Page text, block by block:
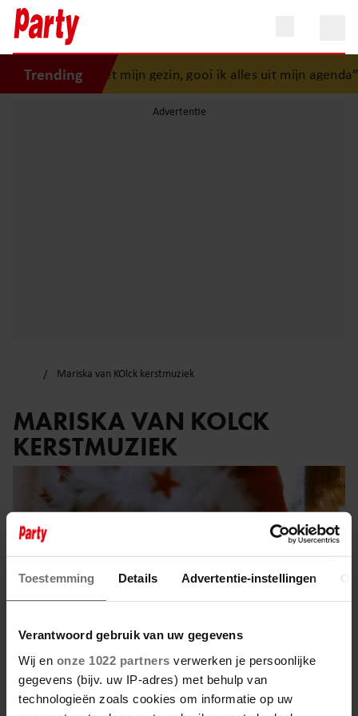
Toestemming Details Advertentie-instellingen
Verantwoord gebruik van uw gegevens
Wij en onze 1022 partners verwerken je persoonlijke
gegevens (bijv. uw IP-adres) met behulp van
technologieën zoals cookies om informatie op uw
Trending
er iets is met mijn gezin, gooi ik alles uit mijn agenda”
Mariska van KOlck kerstmuziek
MARISKA VAN KOLCK
KERSTMUZIEK